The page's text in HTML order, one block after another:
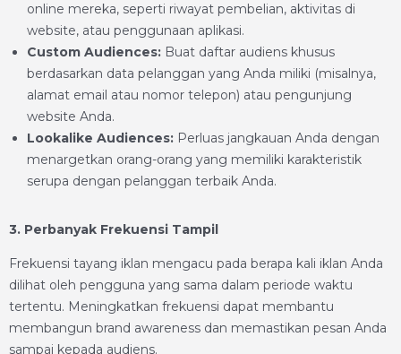
online mereka, seperti riwayat pembelian, aktivitas di
website, atau penggunaan aplikasi.
Custom Audiences: Buat daftar audiens khusus
berdasarkan data pelanggan yang Anda miliki (misalnya,
alamat email atau nomor telepon) atau pengunjung
website Anda.
Lookalike Audiences: Perluas jangkauan Anda dengan
menargetkan orang-orang yang memiliki karakteristik
serupa dengan pelanggan terbaik Anda.
3. Perbanyak Frekuensi Tampil
Frekuensi tayang iklan mengacu pada berapa kali iklan Anda
dilihat oleh pengguna yang sama dalam periode waktu
tertentu. Meningkatkan frekuensi dapat membantu
membangun brand awareness dan memastikan pesan Anda
sampai kepada audiens.